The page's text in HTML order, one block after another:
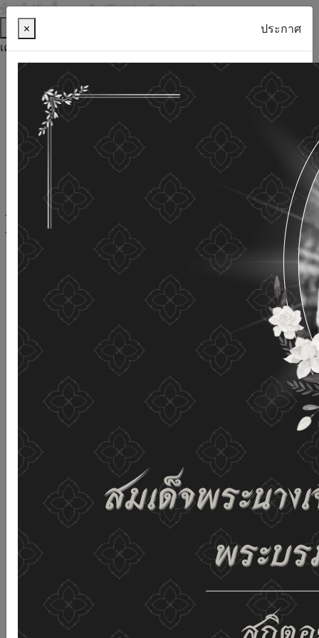
ข้ามไปยังเนื้อหาหลัก (Skip to Content)
ช่วยเหลือ
เครื่องมือการเข้าถึง
ภาษาไทย
ภาษาอังกฤษ
เพิ่มขนาดตัวอักษร
ลดขนาดตัวอักษร
ขนาดตัวอักษรปกติ
ความคมชัดสูง
ความคมชัดเชิงลบ
ความคมชัดปกติ
เปิดอ่านด้วยเสียง
ปิดอ่านด้วยเสียง
ผังเว็บไซต์
เว็บไซต์นี้ใช้คุกกี้ (Cookies)
กรมกิจการผู้สูงอายุ
ให้ความสำคัญต่อข้อมูลส่วนบุคคลของ
ท่าน เพื่อการพัฒนาและปรับปรุงเว็บไซต์ หากท่านใช้บริการ
เว็บไซต์นี้โดยไม่มีการปรับตั้งค่าใดๆ แสดงว่าท่านยินยอมที่จะ
รับคุกกี้บนเว็บไซต์ และนโยบายสิทธิส่วนบุคคลของเรา
ดูรายละเอียด ยอมรับทั้งหมด
02-659-6811 saraban@dop.mail.go.th
เปลี่ยนการแสดงผล
ก-ก
× ประกาศ